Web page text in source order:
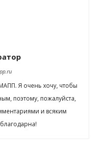
Я очень хочу, чтобы
поэтому, пожалуйста,
и всяким